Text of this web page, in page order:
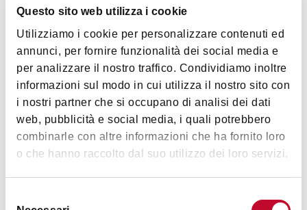
Questo sito web utilizza i cookie
Utilizziamo i cookie per personalizzare contenuti ed
annunci, per fornire funzionalità dei social media e
per analizzare il nostro traffico. Condividiamo inoltre
informazioni sul modo in cui utilizza il nostro sito con
i nostri partner che si occupano di analisi dei dati
web, pubblicità e social media, i quali potrebbero
combinarle con altre informazioni che ha fornito loro
o che hanno raccolto dal suo utilizzo dei loro servizi.
Animali ammessi
Romantico
Accessibilità
Carte accettate
Bancomat, Mastercard, Visa, American Express
Orari